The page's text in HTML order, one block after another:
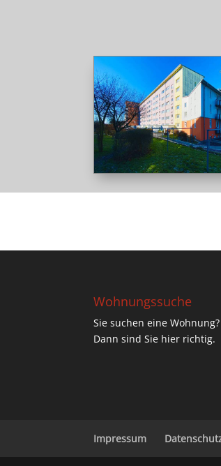
Wohnungssuche
Sie suchen eine Wohnung?
Dann sind Sie hier richtig.
Impressum